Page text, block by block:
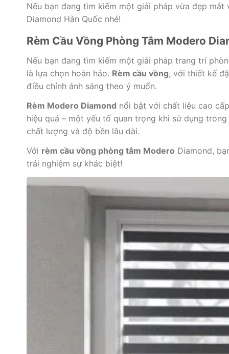
Nếu bạn đang tìm kiếm một giải pháp vừa đẹp
Diamond Hàn Quốc nhé!
Rèm Cầu Vồng Phòng Tắm Modero
Nếu bạn đang tìm kiếm một giải pháp trang trí
là lựa chọn hoàn hảo. Rèm cầu vồng, với thiết kế
điều chỉnh ánh sáng theo ý muốn.
Rèm Modero Diamond nổi bật với chất liệu cao
hiệu quả – một yếu tố quan trọng khi sử dụng
chất lượng và độ bền lâu dài.
Với rèm cầu vồng phòng tắm Modero Diamond,
trải nghiệm sự khác biệt!